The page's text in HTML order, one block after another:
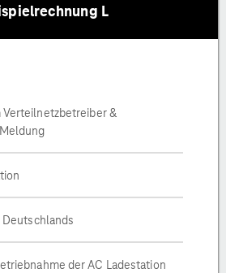
L
&
der AC Ladestation